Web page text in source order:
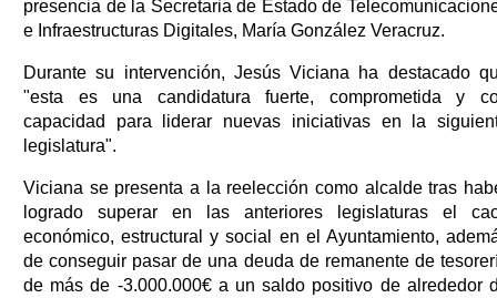
presencia de la Secretaria de Estado de
e Infraestructuras Digitales, María González Veracruz.
Durante su intervención, Jesús Viciana ha destacado
"esta es una candidatura fuerte, comprometida y
capacidad para liderar nuevas iniciativas en la
legislatura".
Viciana se presenta a la reelección como alcalde tras
logrado superar en las anteriores legislaturas el
económico, estructural y social en el Ayuntamiento,
de conseguir pasar de una deuda de remanente de
de más de -3.000.000€ a un saldo positivo de alrededor